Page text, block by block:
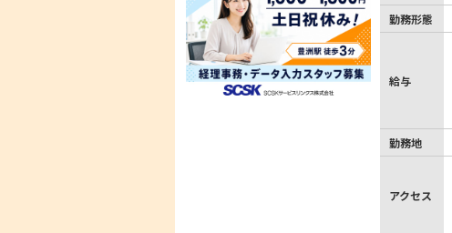
勤務形態
給与
勤務地
アクセス